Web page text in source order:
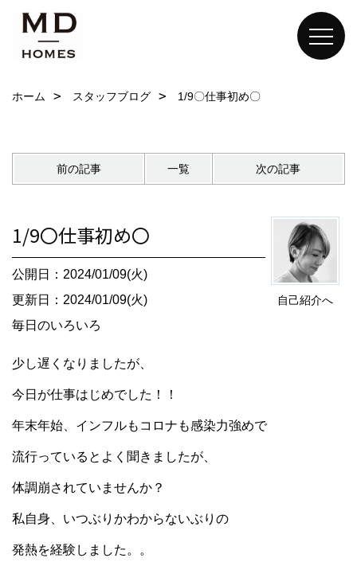
ホーム スタッフブログ 1/9〇仕事初め〇
前の記事 一覧 次の記事
自己紹介へ
1/9〇仕事初め〇
公開日：2024/01/09(火)
更新日：2024/01/09(火)
毎日のいろいろ
少し遅くなりましたが、
今日が仕事はじめでした！！
年末年始、インフルもコロナも感染力強めで
流行っているとよく聞きましたが、
体調崩されていませんか？
私自身、いつぶりかわからないぶりの
発熱を経験しました。。